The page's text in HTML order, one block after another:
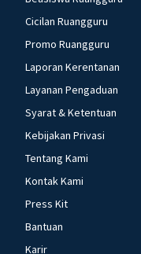
Cicilan Ruangguru
Promo Ruangguru
Laporan Kerentanan
Layanan Pengaduan
Syarat & Ketentuan
Kebijakan Privasi
Tentang Kami
Kontak Kami
Press Kit
Bantuan
Karir